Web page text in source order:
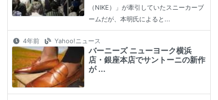
（NIKE）」が牽引していたスニーカーブ
ームだが、本明氏によると...
4年前 Yahoo!ニュース
バーニーズ ニューヨーク横浜
店・銀座本店でサントーニの新作
が ...